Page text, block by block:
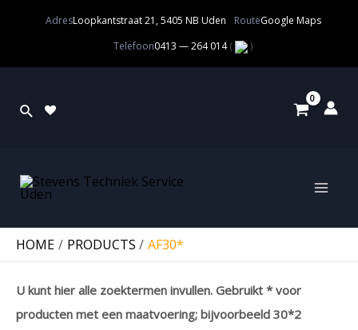
AdresLoopkantstraat 21, 5405 NB Uden RouteGoogle Maps
Telefoon0413 — 264 014( )
HOME PRODUCTS AF30*
U kunt hier alle zoektermen invullen. Gebruikt * voor
producten met een maatvoering; bijvoorbeeld 30*2